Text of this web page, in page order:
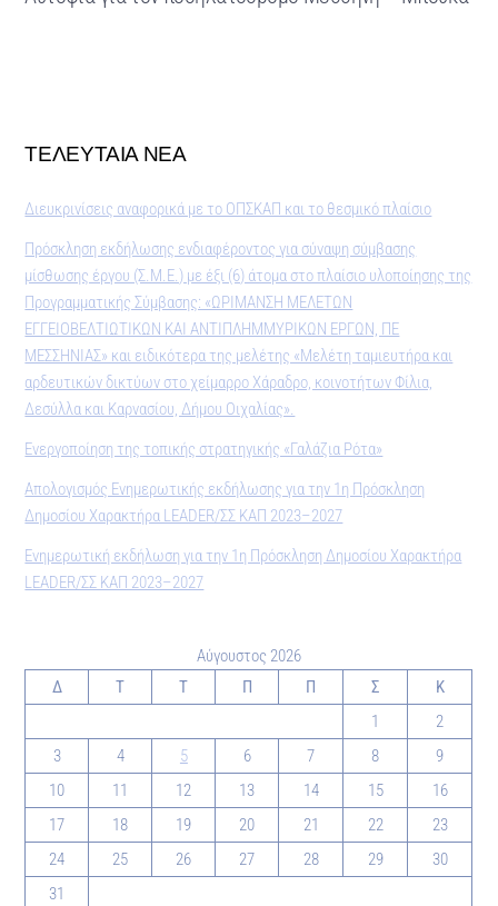
ΤΕΛΕΥΤΑΙΑ ΝΕΑ
Διευκρινίσεις αναφορικά με το ΟΠΣΚΑΠ και το θεσμικό πλαίσιο
Πρόσκληση εκδήλωσης ενδιαφέροντος για σύναψη σύμβασης
μίσθωσης έργου (Σ.Μ.Ε.) με έξι (6) άτομα στο πλαίσιο υλοποίησης της
Προγραμματικής Σύμβασης: «ΩΡΙΜΑΝΣΗ ΜΕΛΕΤΩΝ
ΕΓΓΕΙΟΒΕΛΤΙΩΤΙΚΩΝ ΚΑΙ ΑΝΤΙΠΛΗΜΜΥΡΙΚΩΝ ΕΡΓΩΝ, ΠΕ
ΜΕΣΣΗΝΙΑΣ» και ειδικότερα της μελέτης «Μελέτη ταμιευτήρα και
αρδευτικών δικτύων στο χείμαρρο Χάραδρο, κοινοτήτων Φίλια,
Δεσύλλα και Καρνασίου, Δήμου Οιχαλίας».
Ενεργοποίηση της τοπικής στρατηγικής «Γαλάζια Ρότα»
Απολογισμός Ενημερωτικής εκδήλωσης για την 1η Πρόσκληση
Δημοσίου Χαρακτήρα LEADER/ΣΣ ΚΑΠ 2023–2027
Ενημερωτική εκδήλωση για την 1η Πρόσκληση Δημοσίου Χαρακτήρα
LEADER/ΣΣ ΚΑΠ 2023–2027
Αύγουστος 2026
Δ
Τ Τ Π Π Σ
Κ
1
2
3
4 5 6 7 8
9
10
11 12 13 14 15
16
17
18 19 20 21 22
23
24
25 26 27 28 29
30
31